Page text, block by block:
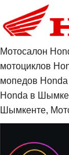
Мотосалон
мотоциклов
мопедов
Honda в
Шымкенте,